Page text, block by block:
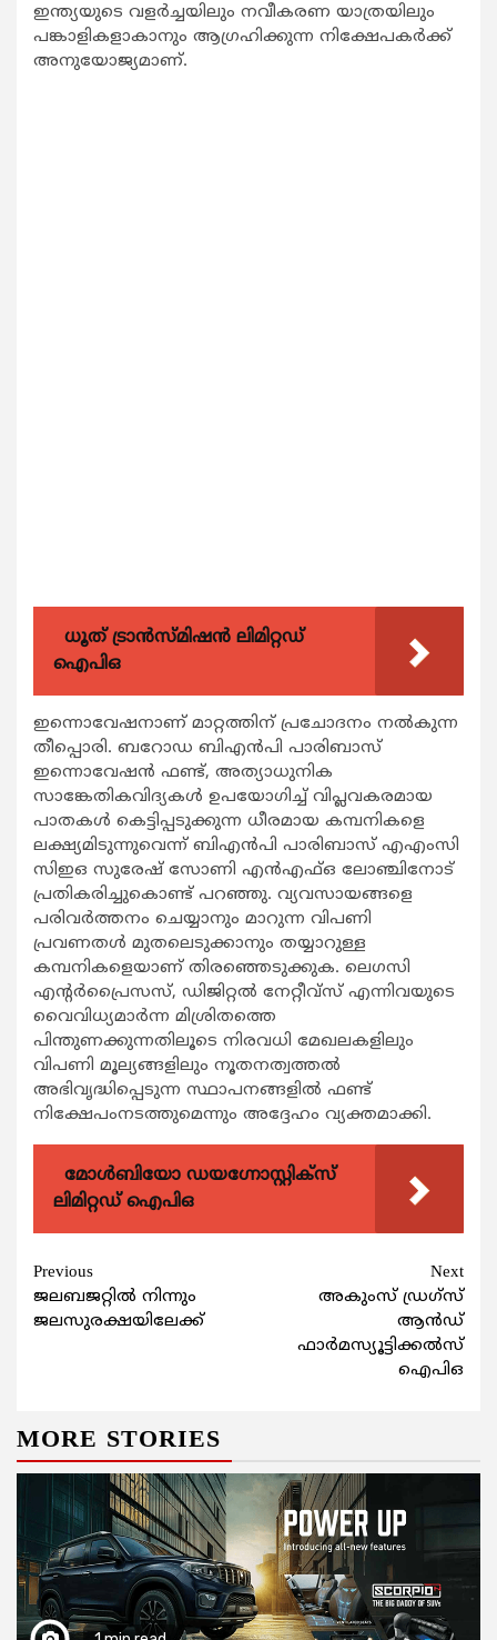
ഇന്ത്യയുടെ വളര്‍ച്ചയിലും നവീകരണ യാത്രയിലും
പങ്കാളികളാകാനും ആഗ്രഹിക്കുന്ന നിക്ഷേപകര്‍ക്ക്
അനുയോജ്യമാണ്.
ധൂത് ട്രാൻസ്മിഷൻ ലിമിറ്റഡ്
ഐപിഒ
ഇന്നൊവേഷനാണ് മാറ്റത്തിന് പ്രചോദനം നല്‍കുന്ന
തീപ്പൊരി. ബറോഡ ബിഎന്‍പി പാരിബാസ്
ഇന്നൊവേഷന്‍ ഫണ്ട്, അത്യാധുനിക
സാങ്കേതികവിദ്യകള്‍ ഉപയോഗിച്ച് വിപ്ലവകരമായ
പാതകള്‍ കെട്ടിപ്പടുക്കുന്ന ധീരമായ കമ്പനികളെ
ലക്ഷ്യമിടുന്നുവെന്ന് ബിഎന്‍പി പാരിബാസ് എഎംസി
സിഇഒ സുരേഷ് സോണി എന്‍എഫ്ഒ ലോഞ്ചിനോട്
പ്രതികരിച്ചുകൊണ്ട് പറഞ്ഞു. വ്യവസായങ്ങളെ
പരിവര്‍ത്തനം ചെയ്യാനും മാറുന്ന വിപണി
പ്രവണതള്‍ മുതലെടുക്കാനും തയ്യാറുള്ള
കമ്പനികളെയാണ് തിരഞ്ഞെടുക്കുക. ലെഗസി
എന്റര്‍പ്രൈസസ്, ഡിജിറ്റല്‍ നേറ്റീവ്‌സ് എന്നിവയുടെ
വൈവിധ്യമാര്‍ന്ന മിശ്രിതത്തെ
പിന്തുണക്കുന്നതിലൂടെ നിരവധി മേഖലകളിലും
വിപണി മൂല്യങ്ങളിലും നൂതനത്വത്തല്‍
അഭിവൃദ്ധിപ്പെടുന്ന സ്ഥാപനങ്ങളില്‍ ഫണ്ട്
നിക്ഷേപംനടത്തുമെന്നും അദ്ദേഹം വ്യക്തമാക്കി.
മോൾബിയോ ഡയഗ്നോസ്റ്റിക്സ്
ലിമിറ്റഡ് ഐപിഒ
Continue
Reading
Previous
ജലബജറ്റിൽ നിന്നും
ജലസുരക്ഷയിലേക്ക്
Next
അകുംസ് ഡ്രഗ്സ്
ആന്‍ഡ്
ഫാര്‍മസ്യൂട്ടിക്കല്‍സ്
ഐപിഒ
MORE STORIES